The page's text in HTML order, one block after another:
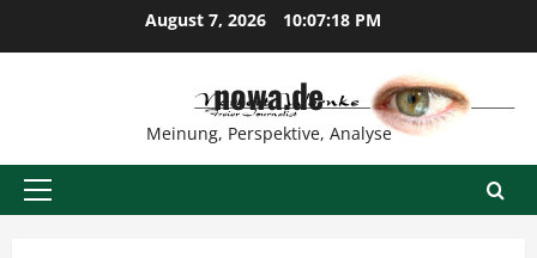
August 7, 2026 10:07:19 PM
nowa.de
Meinung, Perspektive, Analyse
Primäres